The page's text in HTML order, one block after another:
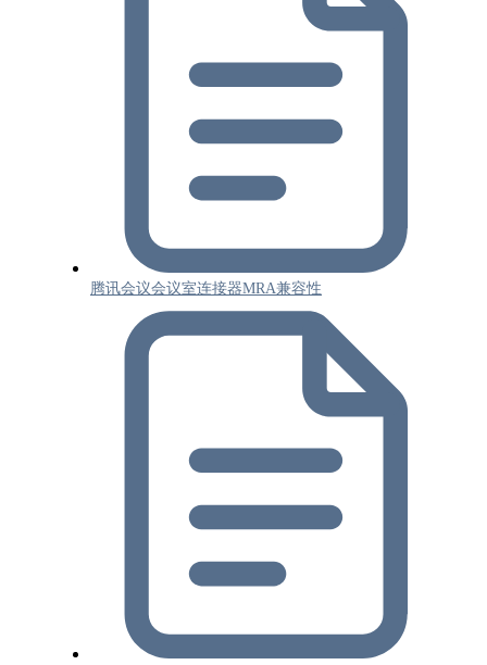
腾讯会议会议室连接器MRA兼容性